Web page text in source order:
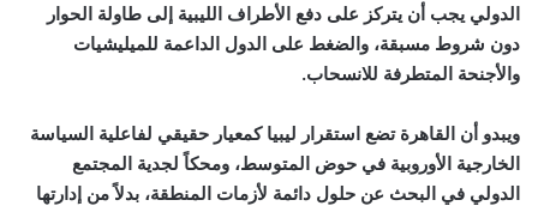
الدولي يجب أن يتركز على دفع الأطراف الليبية إلى طاولة الحوار
دون شروط مسبقة، والضغط على الدول الداعمة للميليشيات
والأجنحة المتطرفة للانسحاب.
ويبدو أن القاهرة تضع استقرار ليبيا كمعيار حقيقي لفاعلية السياسة
الخارجية الأوروبية في حوض المتوسط، ومحكاً لجدية المجتمع
الدولي في البحث عن حلول دائمة لأزمات المنطقة، بدلاً من إدارتها